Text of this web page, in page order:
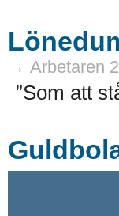
→ Arbetaren
”Som att